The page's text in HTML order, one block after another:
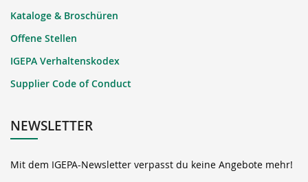
Kataloge & Broschüren
Offene Stellen
IGEPA Verhaltenskodex
Supplier Code of Conduct
NEWSLETTER
Mit dem IGEPA-Newsletter verpasst du keine Angebote mehr!